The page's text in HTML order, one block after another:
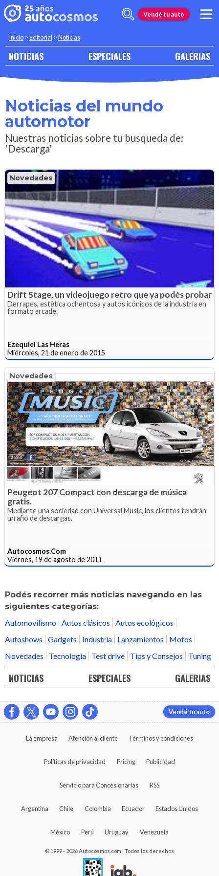
Vendé tu auto
Inicio >Editorial >Noticias
NOTICIAS ESPECIALES GALERIAS
Noticias del mundo
automotor
Nuestras noticias sobre tu busqueda de:
'Descarga'
Novedades
Drift Stage, un videojuego retro que ya podés probar
Derrapes, estética ochentosa y autos icónicos de la industria en
formato arcade.
Ezequiel Las Heras
Miércoles, 21 de enero de 2015
Novedades
Peugeot 207 Compact con descarga de música
gratis.
Mediante una sociedad con Universal Music, los clientes tendrán
un año de descargas.
Autocosmos.Com
Viernes, 19 de agosto de 2011
Podés recorrer más noticias navegando en las
siguientes categorías:
Automovilismo Autos clásicos
Autos ecológicos
Autoshows
Gadgets Industria Lanzamientos
Motos
Novedades
Tecnología Test drive Tips y Consejos Tuning
NOTICIAS ESPECIALES GALERIAS
Vendé tu auto
La empresa Atención al cliente Términos y condiciones
Políticas de privacidad Pricing Publicidad
Servicio para Concesionarias RSS
Argentina Chile Colombia Ecuador Estados Unidos
México Perú Uruguay Venezuela
© 1999 - 2026 Autocosmos.com | Todos los derechos